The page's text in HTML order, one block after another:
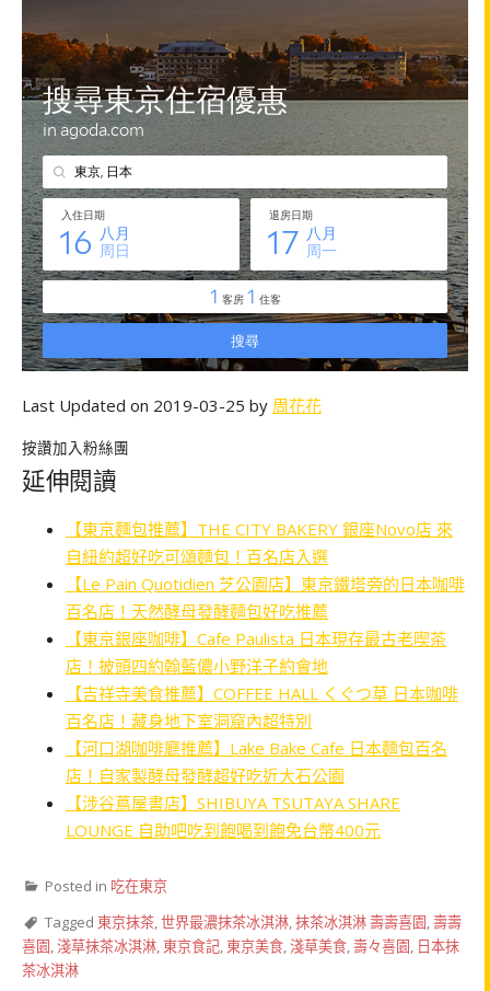
Last Updated on 2019-03-25 by 周花花
按讚加入粉絲團
延伸閱讀
【東京麵包推薦】THE CITY BAKERY 銀座Novo店 來
自紐約超好吃可頌麵包！百名店入選
【Le Pain Quotidien 芝公園店】東京鐵塔旁的日本咖啡
百名店！天然酵母發酵麵包好吃推薦
【東京銀座咖啡】Cafe Paulista 日本現存最古老喫茶
店！披頭四約翰藍儂小野洋子約會地
【吉祥寺美食推薦】COFFEE HALL くぐつ草 日本咖啡
百名店！藏身地下室洞窟內超特別
【河口湖咖啡廳推薦】Lake Bake Cafe 日本麵包百名
店！自家製酵母發酵超好吃近大石公園
【涉谷蔦屋書店】SHIBUYA TSUTAYA SHARE
LOUNGE 自助吧吃到飽喝到飽免台幣400元
Posted in 吃在東京
Tagged 東京抹茶,世界最濃抹茶冰淇淋,抹茶冰淇淋 壽壽喜園,壽壽
喜園,淺草抹茶冰淇淋, 東京食記, 東京美食,淺草美食,壽々喜園, 日本抹
茶冰淇淋